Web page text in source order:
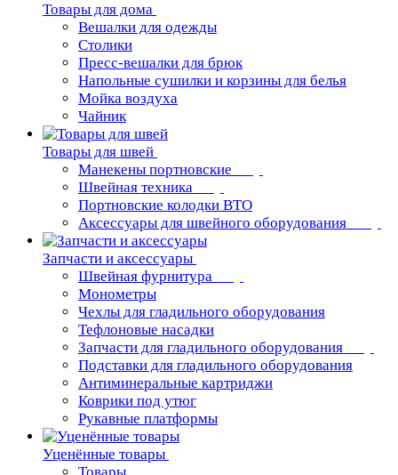
Товары для дома
Вешалки для одежды
Столики
Пресс-вешалки для брюк
Напольные сушилки и корзины для белья
Мойка воздуха
Чайник
Товары для швей
Манекены портновские
Швейная техника
Портновские колодки ВТО
Аксессуары для швейного оборудования
Запчасти и аксессуары
Швейная фурнитура
Монометры
Чехлы для гладильного оборудования
Тефлоновые насадки
Запчасти для гладильного оборудования
Подставки для гладильного оборудования
Антиминеральные картриджи
Коврики под утюг
Рукавные платформы
Уценённые товары